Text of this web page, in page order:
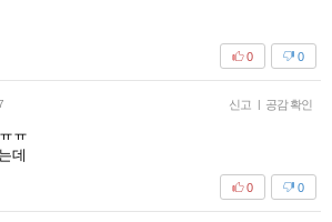
0
0
신고 | 공감 확인
ㅠ
데
0
0